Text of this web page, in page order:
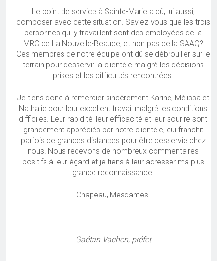
Le point de service à Sainte-Marie a dû, lui aussi,
composer avec cette situation. Saviez-vous que les trois
personnes qui y travaillent sont des employées de la
MRC de La Nouvelle-Beauce, et non pas de la SAAQ?
Ces membres de notre équipe ont dû se débrouiller sur le
terrain pour desservir la clientèle malgré les décisions
prises et les difficultés rencontrées.
Je tiens donc à remercier sincèrement Karine, Mélissa et
Nathalie pour leur excellent travail malgré les conditions
difficiles. Leur rapidité, leur efficacité et leur sourire sont
grandement appréciés par notre clientèle, qui franchit
parfois de grandes distances pour être desservie chez
nous. Nous recevons de nombreux commentaires
positifs à leur égard et je tiens à leur adresser ma plus
grande reconnaissance.
Chapeau, Mesdames!
Gaétan Vachon, préfet